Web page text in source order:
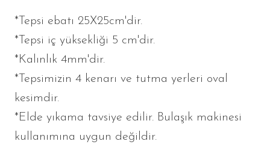
*Tepsi ebatı 25X25cm'dir.
*Tepsi iç yüksekliği 5 cm'dir.
*Kalınlık 4mm'dir.
*Tepsimizin 4 kenarı ve tutma yerleri oval
kesimdir.
*Elde yıkama tavsiye edilir. Bulaşık makinesi
kullanımına uygun değildir.